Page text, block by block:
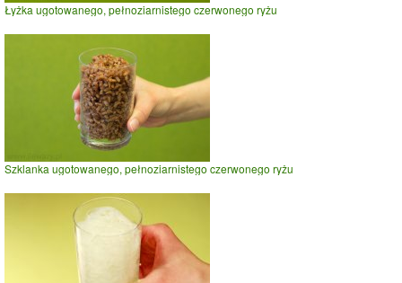
Łyżka ugotowanego, pełnoziarnistego czerwonego ryżu
Szklanka ugotowanego, pełnoziarnistego czerwonego ryżu